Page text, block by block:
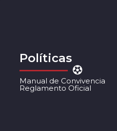
Políticas
Manual de Convivencia
Reglamento Oficial